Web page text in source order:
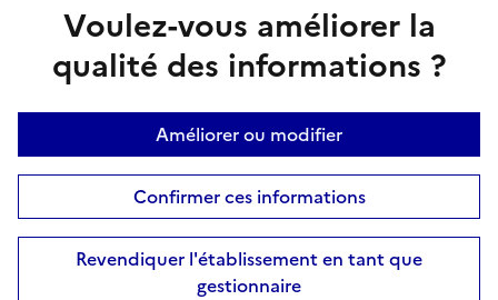
Voulez-vous améliorer la
qualité des informations ?
Améliorer ou modifier
Confirmer ces informations
Revendiquer l'établissement en tant que
gestionnaire